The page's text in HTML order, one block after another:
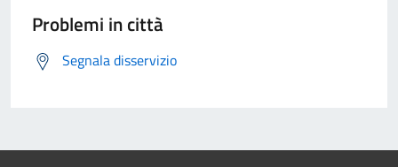
Problemi in città
Segnala disservizio